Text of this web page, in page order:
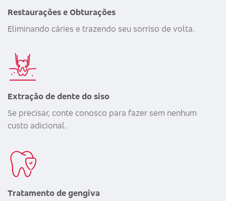
Restaurações e Obturações
Eliminando cáries e trazendo seu sorriso de volta.
Extração de dente do siso
Se precisar, conte conosco para fazer sem nenhum
custo adicional.
Tratamento de gengiva